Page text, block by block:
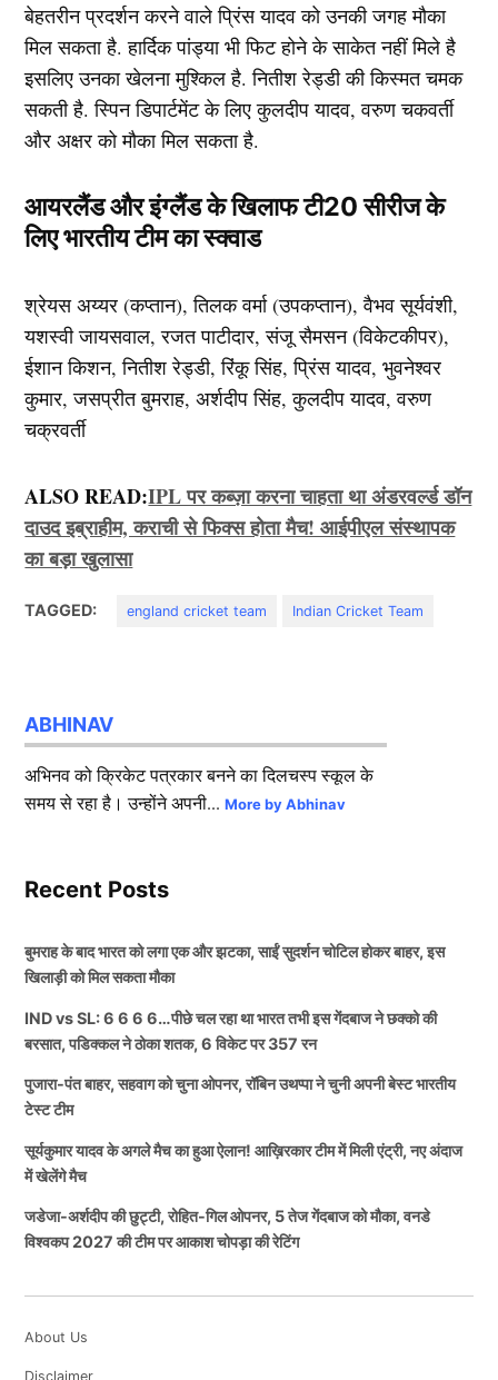
बेहतरीन प्रदर्शन करने वाले प्रिंस यादव को उनकी जगह मौका
मिल सकता है. हार्दिक पांड्या भी फिट होने के साकेत नहीं मिले है
इसलिए उनका खेलना मुश्किल है. नितीश रेड्डी की किस्मत चमक
सकती है. स्पिन डिपार्टमेंट के लिए कुलदीप यादव, वरुण चकवर्ती
और अक्षर को मौका मिल सकता है.
आयरलैंड और इंग्लैंड के खिलाफ टी20 सीरीज के
लिए भारतीय टीम का स्क्वाड
श्रेयस अय्यर (कप्तान), तिलक वर्मा (उपकप्तान), वैभव सूर्यवंशी,
यशस्वी जायसवाल, रजत पाटीदार, संजू सैमसन (विकेटकीपर),
ईशान किशन, नितीश रेड्डी, रिंकू सिंह, प्रिंस यादव, भुवनेश्वर
कुमार, जसप्रीत बुमराह, अर्शदीप सिंह, कुलदीप यादव, वरुण
चक्रवर्ती
ALSO READ:IPL पर कब्ज़ा करना चाहता था अंडरवर्ल्ड डॉन
दाउद इब्राहीम, कराची से फिक्स होता मैच! आईपीएल संस्थापक
का बड़ा खुलासा
TAGGED: england cricket team Indian Cricket Team
ABHINAV
अभिनव को क्रिकेट पत्रकार बनने का दिलचस्प स्कूल के
समय से रहा है। उन्होंने अपनी...More by Abhinav
Recent Posts
बुमराह के बाद भारत को लगा एक और झटका, साईं सुदर्शन चोटिल होकर बाहर, इस
खिलाड़ी को मिल सकता मौका
IND vs SL: 6 6 6 6…पीछे चल रहा था भारत तभी इस गेंदबाज ने छक्को की
बरसात, पडिक्कल ने ठोका शतक, 6 विकेट पर 357 रन
पुजारा-पंत बाहर, सहवाग को चुना ओपनर, रॉबिन उथप्पा ने चुनी अपनी बेस्ट भारतीय
टेस्ट टीम
सूर्यकुमार यादव के अगले मैच का हुआ ऐलान! आख़िरकार टीम में मिली एंट्री, नए अंदाज
में खेलेंगे मैच
जडेजा-अर्शदीप की छुट्टी, रोहित-गिल ओपनर, 5 तेज गेंदबाज को मौका, वनडे
विश्वकप 2027 की टीम पर आकाश चोपड़ा की रेटिंग
About Us
Disclaimer